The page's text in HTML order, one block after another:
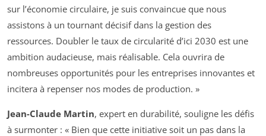
sur l’économie circulaire, je suis convaincue que nous
assistons à un tournant décisif dans la gestion des
ressources. Doubler le taux de circularité d’ici 2030 est une
ambition audacieuse, mais réalisable. Cela ouvrira de
nombreuses opportunités pour les entreprises innovantes et
incitera à repenser nos modes de production. »
Jean-Claude Martin, expert en durabilité, souligne les défis
à surmonter : « Bien que cette initiative soit un pas dans la